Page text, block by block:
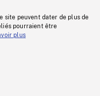
site peuvent dater de plus de
pourraient être
plus